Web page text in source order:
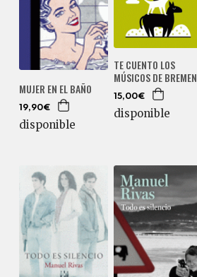
MUJER EN EL BAÑO
19,90€
disponible
TE CUENTO LOS
MÚSICOS DE BREMEN
15,00€
disponible